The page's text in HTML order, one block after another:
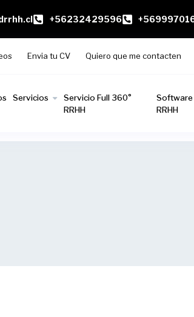
+56232429596
Envia tu CV Quiero que me contacten
Servicios
Servicio Full 360°
RRHH
Software
RRHH